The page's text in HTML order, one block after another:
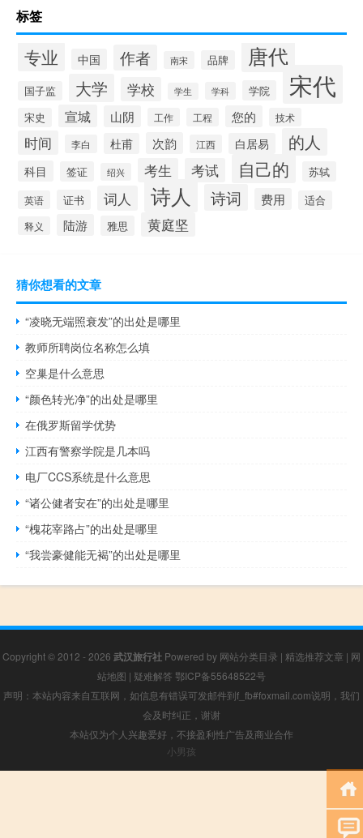
标签
专业 中国 作者 南宋 品牌 唐代
国子监 大学 学校 学生 学科 学院 宋代
宋史 宣城 山阴 工作 工程 您的 技术
时间 李白 杜甫 次韵 江西 白居易 的人
科目 签证 绍兴 考生 考试 自己的 苏轼
英语 证书 词人 诗人 诗词 费用 适合
释义 陆游 雅思 黄庭坚
猜你想看的文章
“凌晓无端照衰发”的出处是哪里
教师所聘岗位名称怎么填
空巢是什么意思
“颜色转光净”的出处是哪里
在俄罗斯留学优势
江西有警察学院是几本吗
电厂CCS系统是什么意思
“诸公健者安在”的出处是哪里
“槐花宰路占”的出处是哪里
“我尝豪健能无褐”的出处是哪里
Copyright © 2012 - 2026 武汉旅行社 Powered by 网站分类目录 | 精选推荐文章 | 网
站地图 | 疑难解答 鄂ICP备55648522号
声明：本站内容来自互联网，如信息有错误可发邮件到f_fb#foxmail.com说明，我们
会及时纠正，谢谢
本站仅为个人兴趣爱好，不接盈利性广告及商业合作
小男孩